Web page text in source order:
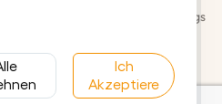
Rückgabe- und Rückerstattungs
Ich
Akzeptiere